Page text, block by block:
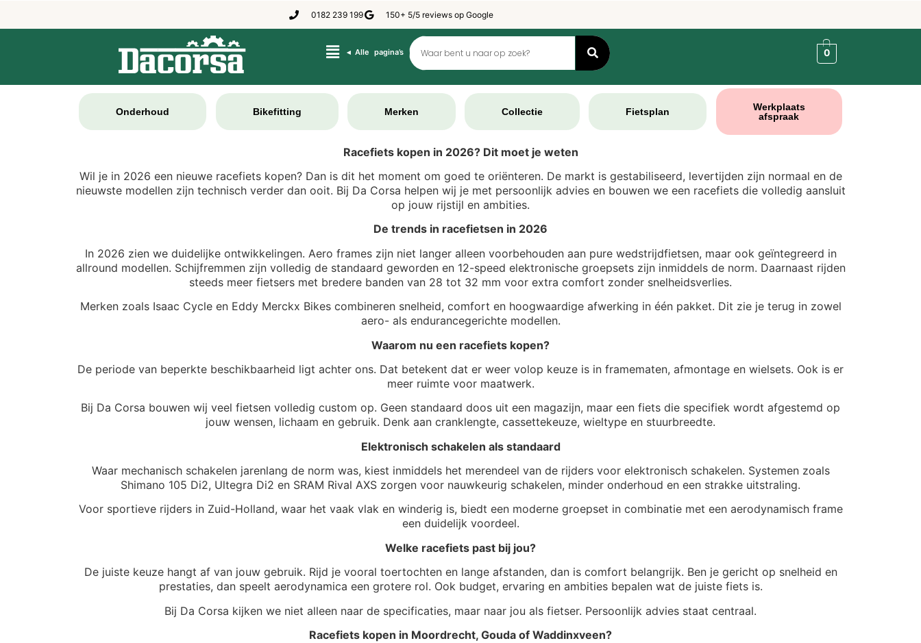
0182 239 199 150+ 5/5 reviews op Google
◂ Alle pagina’s 0
Werkplaats
afspraak
Fietsplan
Collectie
Merken
Bikefitting
Onderhoud
Racefiets kopen in 2026? Dit moet je weten
Wil je in 2026 een nieuwe racefiets kopen? Dan is dit het moment om goed te oriënteren. De markt is gestabiliseerd, levertijden zijn normaal en de
nieuwste modellen zijn technisch verder dan ooit. Bij Da Corsa helpen wij je met persoonlijk advies en bouwen we een racefiets die volledig aansluit
op jouw rijstijl en ambities.
De trends in racefietsen in 2026
In 2026 zien we duidelijke ontwikkelingen. Aero frames zijn niet langer alleen voorbehouden aan pure wedstrijdfietsen, maar ook geïntegreerd in
allround modellen. Schijfremmen zijn volledig de standaard geworden en 12-speed elektronische groepsets zijn inmiddels de norm. Daarnaast rijden
steeds meer fietsers met bredere banden van 28 tot 32 mm voor extra comfort zonder snelheidsverlies.
Merken zoals Isaac Cycle en Eddy Merckx Bikes combineren snelheid, comfort en hoogwaardige afwerking in één pakket. Dit zie je terug in zowel
aero- als endurancegerichte modellen.
Waarom nu een racefiets kopen?
De periode van beperkte beschikbaarheid ligt achter ons. Dat betekent dat er weer volop keuze is in framematen, afmontage en wielsets. Ook is er
meer ruimte voor maatwerk.
Bij Da Corsa bouwen wij veel fietsen volledig custom op. Geen standaard doos uit een magazijn, maar een fiets die specifiek wordt afgestemd op
jouw wensen, lichaam en gebruik. Denk aan cranklengte, cassettekeuze, wieltype en stuurbreedte.
Elektronisch schakelen als standaard
Waar mechanisch schakelen jarenlang de norm was, kiest inmiddels het merendeel van de rijders voor elektronisch schakelen. Systemen zoals
Shimano 105 Di2, Ultegra Di2 en SRAM Rival AXS zorgen voor nauwkeurig schakelen, minder onderhoud en een strakke uitstraling.
Voor sportieve rijders in Zuid-Holland, waar het vaak vlak en winderig is, biedt een moderne groepset in combinatie met een aerodynamisch frame
een duidelijk voordeel.
Welke racefiets past bij jou?
De juiste keuze hangt af van jouw gebruik. Rijd je vooral toertochten en lange afstanden, dan is comfort belangrijk. Ben je gericht op snelheid en
prestaties, dan speelt aerodynamica een grotere rol. Ook budget, ervaring en ambities bepalen wat de juiste fiets is.
Bij Da Corsa kijken we niet alleen naar de specificaties, maar naar jou als fietser. Persoonlijk advies staat centraal.
Racefiets kopen in Moordrecht, Gouda of Waddinxveen?